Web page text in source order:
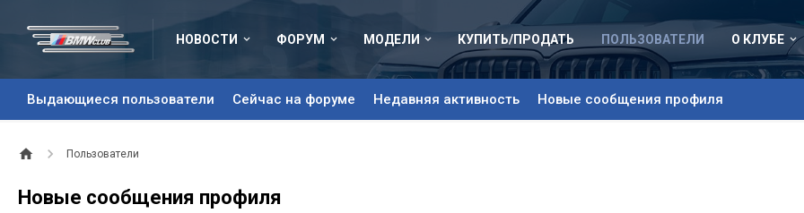
НОВОСТИ ФОРУМ МОДЕЛИ КУПИТЬ/ПРОДАТЬ ПОЛЬЗОВАТЕЛИ
Выдающиеся пользователи Сейчас на форуме Недавняя активность Новые сообщения профиля
О КЛУБЕ
Пользователи
Новые сообщения профиля